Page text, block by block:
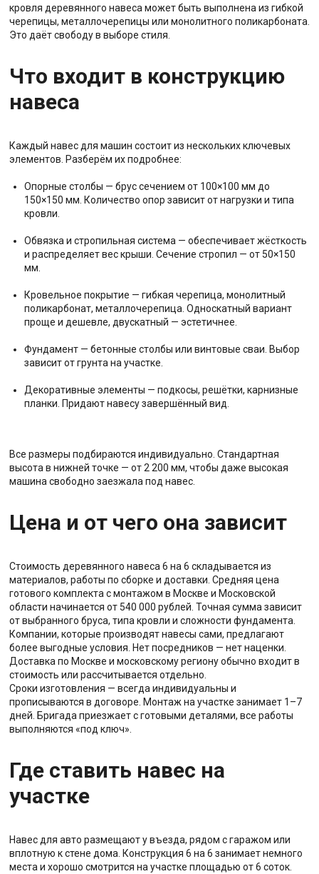
кровля деревянного навеса может быть выполнена из гибкой
черепицы, металлочерепицы или монолитного поликарбоната.
Это даёт свободу в выборе стиля.
Что входит в конструкцию
навеса
Каждый навес для машин состоит из нескольких ключевых
элементов. Разберём их подробнее:
Опорные столбы — брус сечением от 100×100 мм до
150×150 мм. Количество опор зависит от нагрузки и типа
кровли.
Обвязка и стропильная система — обеспечивает жёсткость
и распределяет вес крыши. Сечение стропил — от 50×150
мм.
Кровельное покрытие — гибкая черепица, монолитный
поликарбонат, металлочерепица. Односкатный вариант
проще и дешевле, двускатный — эстетичнее.
Фундамент — бетонные столбы или винтовые сваи. Выбор
зависит от грунта на участке.
Декоративные элементы — подкосы, решётки, карнизные
планки. Придают навесу завершённый вид.
Все размеры подбираются индивидуально. Стандартная
высота в нижней точке — от 2 200 мм, чтобы даже высокая
машина свободно заезжала под навес.
Цена и от чего она зависит
Стоимость деревянного навеса 6 на 6 складывается из
материалов, работы по сборке и доставки. Средняя цена
готового комплекта с монтажом в Москве и Московской
области начинается от 540 000 рублей. Точная сумма зависит
от выбранного бруса, типа кровли и сложности фундамента.
Компании, которые производят навесы сами, предлагают
более выгодные условия. Нет посредников — нет наценки.
Доставка по Москве и московскому региону обычно входит в
стоимость или рассчитывается отдельно.
Сроки изготовления — всегда индивидуальны и
прописываются в договоре. Монтаж на участке занимает 1–7
дней. Бригада приезжает с готовыми деталями, все работы
выполняются «под ключ».
Где ставить навес на
участке
Навес для авто размещают у въезда, рядом с гаражом или
вплотную к стене дома. Конструкция 6 на 6 занимает немного
места и хорошо смотрится на участке площадью от 6 соток.